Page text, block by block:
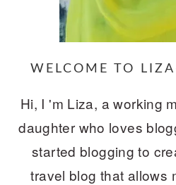
WELCOME TO
Hi, I 'm Liza, a working
daughter who loves
started blogging to
travel blog that allows